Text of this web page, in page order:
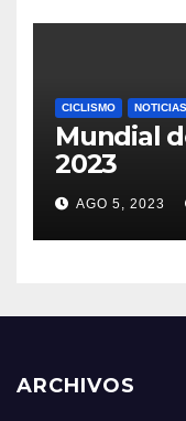
CICLISMO NOTICIAS
Mundial
2023
AGO 5, 2023
ARCHIVOS